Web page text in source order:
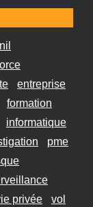
entreprise
formation
informatique
pme
privée vol